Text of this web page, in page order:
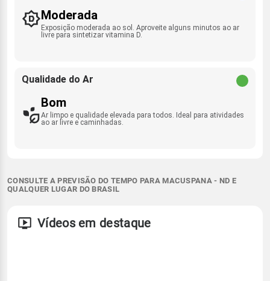
Moderada
Exposição moderada ao sol. Aproveite alguns minutos ao ar
livre para sintetizar vitamina D.
Qualidade do Ar
Bom
Ar limpo e qualidade elevada para todos. Ideal para atividades
ao ar livre e caminhadas.
CONSULTE A PREVISÃO DO TEMPO PARA MACUSPANA - ND E
QUALQUER LUGAR DO BRASIL
Vídeos em destaque